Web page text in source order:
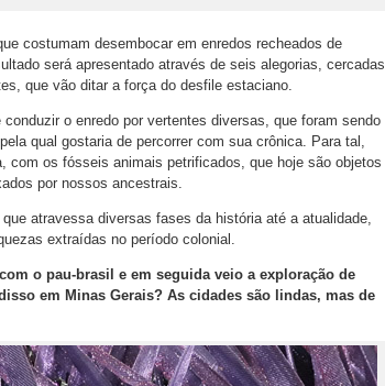
costumam desembocar em enredos recheados de
será apresentado através de seis alegorias, cercadas
que vão ditar a força do desfile estaciano.
o enredo por vertentes diversas, que foram sendo
qual gostaria de percorrer com sua crônica. Para tal,
com os fósseis animais petrificados, que hoje são objetos
por nossos ancestrais.
atravessa diversas fases da história até a atualidade,
extraídas no período colonial.
o pau-brasil e em seguida veio a exploração de
em Minas Gerais? As cidades são lindas, mas de